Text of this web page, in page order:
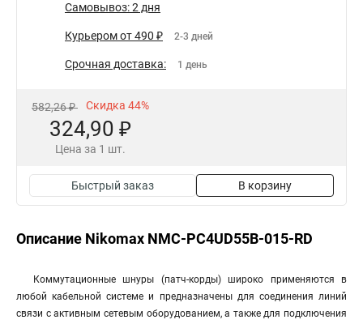
Самовывоз: 2 дня
Курьером от 490 ₽ 2-3 дней
Срочная доставка: 1 день
582,26 ₽ Скидка 44%
324,90 ₽
Цена за 1 шт.
Быстрый заказ В корзину
Описание Nikomax NMC-PC4UD55B-015-RD
Коммутационные шнуры (патч-корды) широко применяются в
любой кабельной системе и предназначены для соединения линий
связи с активным сетевым оборудованием, а также для подключения